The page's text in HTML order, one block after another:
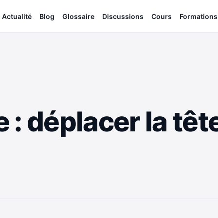
Actualité Blog Glossaire Discussions Cours Formations
déplacer la